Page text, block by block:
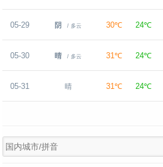
05-29 阴 / 多云 30℃ 24℃
05-30 晴 / 多云 31℃ 24℃
05-31 晴 31℃ 24℃